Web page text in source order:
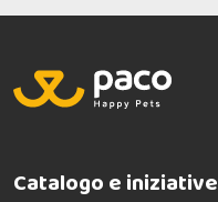
Catalogo e iniziative